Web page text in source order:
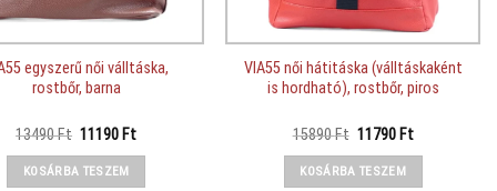
egyszerű női válltáska,
rostbőr, barna
13490Ft Original
was:
13490 Ft.
11190 FtCurrent
KOSÁRBA TESZEM
VIA55 női hátitáska (válltáskaként
is hordható), rostbőr, piros
15890Ft Original
was:
15890 Ft.
11790 FtCurrent
KOSÁRBA TESZEM